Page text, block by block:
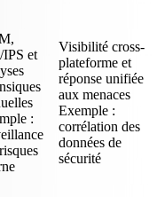
et
:
Visibilité cross-
plateforme et
réponse unifiée
aux menaces
Exemple :
corrélation des
données de
sécurité